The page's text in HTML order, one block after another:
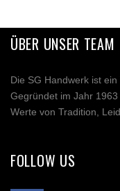
ÜBER UNSER TEAM
Die SG Handwerk ist
Gegründet im Jahr
Werte von Tradition,
FOLLOW US